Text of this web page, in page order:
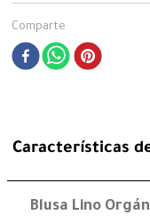
Comparte
Características
Blusa Lino